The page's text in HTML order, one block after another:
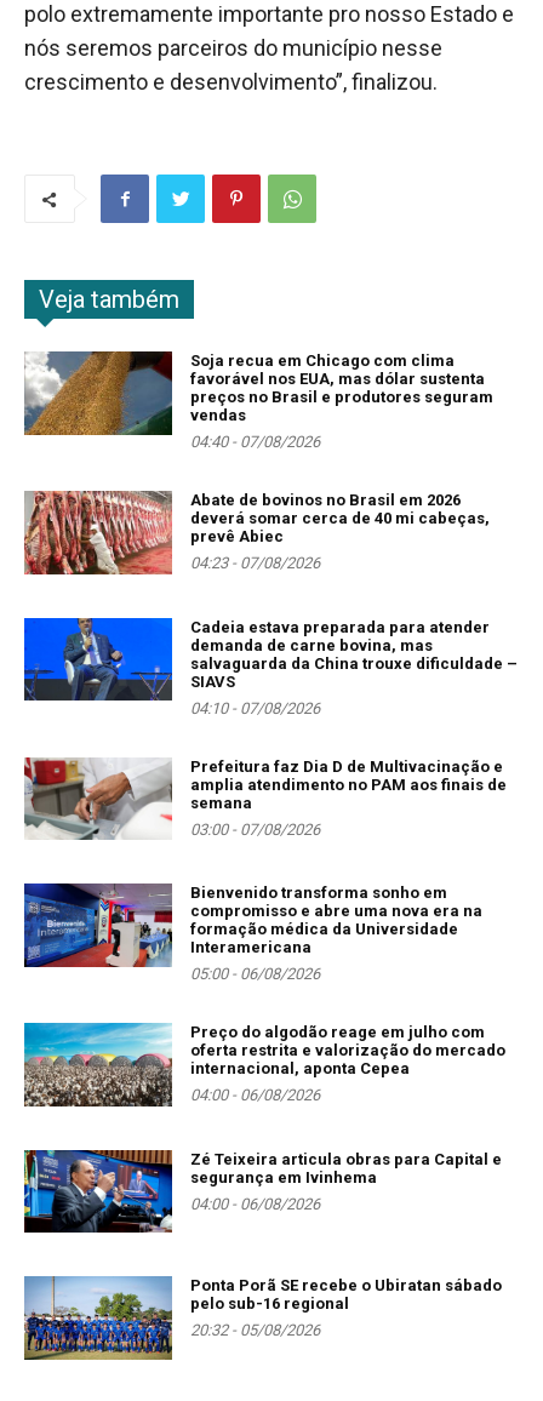
polo extremamente importante pro nosso Estado e
nós seremos parceiros do município nesse
crescimento e desenvolvimento”, finalizou.
Veja também
Soja recua em Chicago com clima
favorável nos EUA, mas dólar sustenta
preços no Brasil e produtores seguram
vendas
04:40 - 07/08/2026
Abate de bovinos no Brasil em 2026
deverá somar cerca de 40 mi cabeças,
prevê Abiec
04:23 - 07/08/2026
Cadeia estava preparada para atender
demanda de carne bovina, mas
salvaguarda da China trouxe dificuldade –
SIAVS
04:10 - 07/08/2026
Prefeitura faz Dia D de Multivacinação e
amplia atendimento no PAM aos finais de
semana
03:00 - 07/08/2026
Bienvenido transforma sonho em
compromisso e abre uma nova era na
formação médica da Universidade
Interamericana
05:00 - 06/08/2026
Preço do algodão reage em julho com
oferta restrita e valorização do mercado
internacional, aponta Cepea
04:00 - 06/08/2026
Zé Teixeira articula obras para Capital e
segurança em Ivinhema
04:00 - 06/08/2026
Ponta Porã SE recebe o Ubiratan sábado
pelo sub-16 regional
20:32 - 05/08/2026